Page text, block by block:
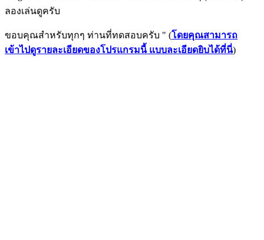
ลองเล่นดูครับ
ขอบคุณสําหรับทุกๆ ท่านที่ทดสอบครับ " (โดยคุณสามารถ
เข้าไปดูรายละเอียดของโปรแกรมนี้ แบบละเอียดยิบได้ที่นี่)